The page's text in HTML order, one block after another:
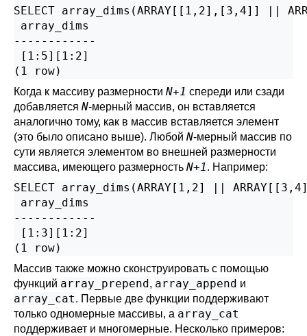
SELECT array_dims(ARRAY[[1,2],[3,4]] ||
array_dims
------------
[1:5][1:2]
(1 row)
Когда к массиву размерности N+1 спереди или сзади
добавляется N-мерный массив, он вставляется
аналогично тому, как в массив вставляется элемент
(это было описано выше). Любой N-мерный массив по
сути является элементом во внешней размерности
массива, имеющего размерность N+1. Например:
SELECT array_dims(ARRAY[1,2] ||
array_dims
------------
[1:3][1:2]
(1 row)
Массив также можно сконструировать с помощью
функций array_prepend, array_append и
array_cat. Первые две функции поддерживают
только одномерные массивы, а array_cat
поддерживает и многомерные. Несколько примеров: